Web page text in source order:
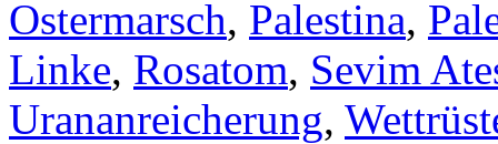
Ostermarsch, Palestina,
Linke, Rosatom, Sevim
Urananreicherung,